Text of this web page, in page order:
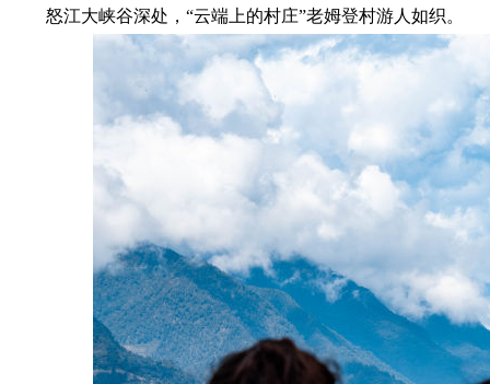
怒江大峡谷深处，“云端上的村庄”老姆登村游人如织。